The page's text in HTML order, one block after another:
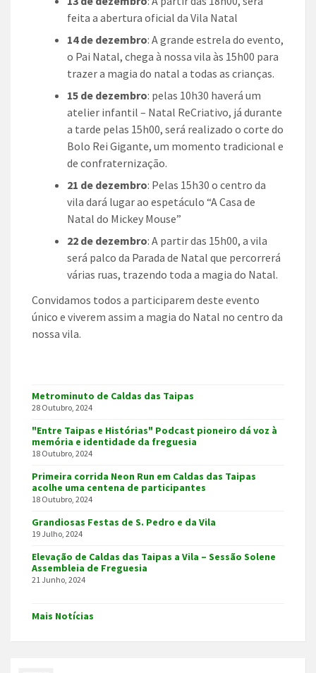
feita a abertura oficial da Vila Natal
14 de dezembro: A grande estrela do evento,
o Pai Natal, chega à nossa vila às 15h00 para
trazer a magia do natal a todas as crianças.
15 de dezembro: pelas 10h30 haverá um
atelier infantil – Natal ReCriativo, já durante
a tarde pelas 15h00, será realizado o corte do
Bolo Rei Gigante, um momento tradicional e
de confraternização.
21 de dezembro: Pelas 15h30 o centro da
vila dará lugar ao espetáculo “A Casa de
Natal do Mickey Mouse”
22 de dezembro: A partir das 15h00, a vila
será palco da Parada de Natal que percorrerá
várias ruas, trazendo toda a magia do Natal.
Convidamos todos a participarem deste evento
único e viverem assim a magia do Natal no centro da
nossa vila.
Metrominuto de Caldas das Taipas
28 Outubro, 2024
"Entre Taipas e Histórias" Podcast pioneiro dá voz à
memória e identidade da freguesia
18 Outubro, 2024
Primeira corrida Neon Run em Caldas das Taipas
acolhe uma centena de participantes
18 Outubro, 2024
Grandiosas Festas de S. Pedro e da Vila
19 Julho, 2024
Elevação de Caldas das Taipas a Vila – Sessão Solene
Assembleia de Freguesia
21 Junho, 2024
Mais Notícias